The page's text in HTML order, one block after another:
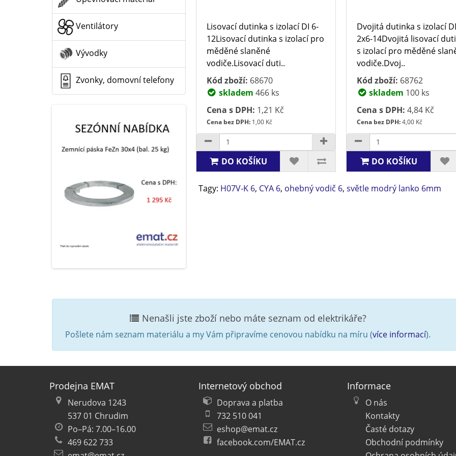
Ventilátory
Vývodky
Zvonky, domovní telefony
Lisovací dutinka s izolací DI 6-
12Lisovací dutinka s izolací pro
měděné slaněné
vodiče.Lisovací duti..
Kód zboží: 68670
skladem 466 ks
Cena s DPH: 1,21 Kč
Cena bez DPH:1,00 Kč
DO KOŠÍKU
Dvojitá dutinka s izolací
2x6-14Dvojitá lisovací
s izolací pro měděné
vodiče.Dvoj..
Kód zboží: 68762
skladem 100 ks
Cena s DPH: 4,84 Kč
Cena bez DPH:4,00 Kč
DO KOŠÍKU
Tagy: H07V-K 6, CYA 6, ohebný vodič 6, světle modrý lanko 6mm
Nenašli jste zboží nebo máte seznam od elektrikáře?
Pošlete nám seznam materiálu a my Vám připravíme cenovou nabídku na míru (více informací).
Prodejna EMAT
Nerudova 1243
537 01 Chrudim
Po–Pá: 7.00–16.00
469 622 733
Internetový obchod
Doprava a platba
732 510 041
eshop@emat.cz
facebook.com/EMAT.cz
Informace
O nás
Kontakty
Časté dotazy
Obchodní podmínky